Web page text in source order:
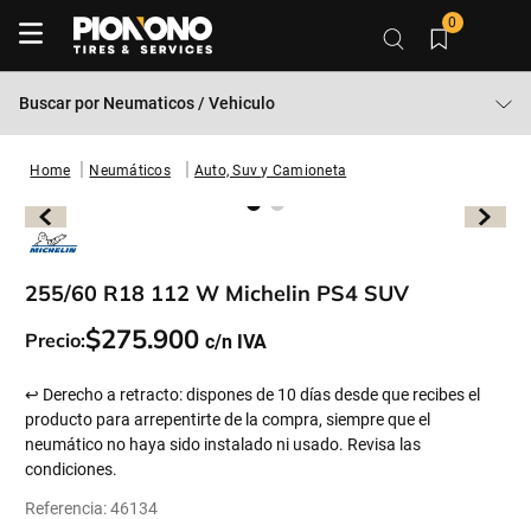
0
Buscar por Neumaticos / Vehiculo
Neumáticos Auto, Suv y Camioneta
255/60 R18 112 W Michelin PS4 SUV
Precio:$275.900
↩ Derecho a retracto: dispones de 10 días desde que recibes el
producto para arrepentirte de la compra, siempre que el
neumático no haya sido instalado ni usado. Revisa las
condiciones.
Referencia:46134